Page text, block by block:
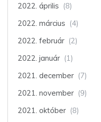
2022. április (8)
2022. március (4)
2022. február (2)
2022. január (1)
2021. december (7)
2021. november (9)
2021. október (8)